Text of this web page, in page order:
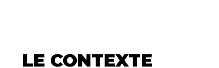
LE CONTEXTE